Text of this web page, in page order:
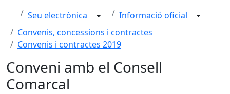
Seu electrònica
Informació oficial
Convenis, concessions i contractes
Convenis i contractes 2019
Conveni amb el Consell
Comarcal